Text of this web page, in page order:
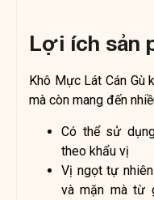
Lợi ích sản
Khô Mực Lát Cán Gù
mà còn mang đến
Có thể sử
theo khẩu vị
Vị ngọt tự
và mặn mà từ